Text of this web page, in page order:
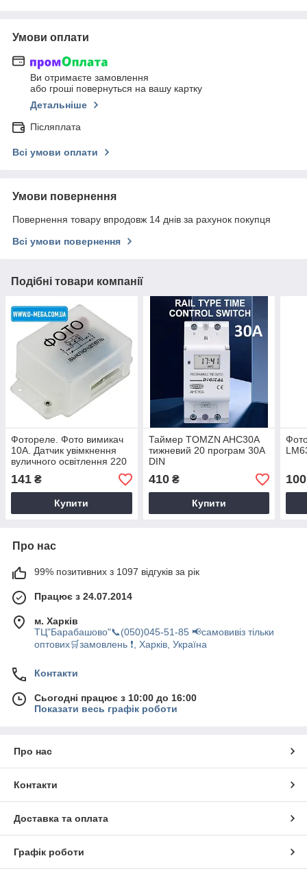
Умови оплати
Ви отримаєте замовлення
або гроші повернуться на вашу картку
Детальніше
Післяплата
Всі умови оплати
Умови повернення
Повернення товару впродовж 14 днів за рахунок покупця
Всі умови повернення
Подібні товари компанії
Фотореле. Фото вимикач
10A. Датчик увімкнення
вуличного освітлення 220
В
141 ₴
Купити
Таймер TOMZN AHC30A
тижневий 20 програм 30A
DIN
410₴
Купити
100
Про нас
99% позитивних з 1097 відгуків за рік
Працює з 24.07.2014
м. Харків
ТЦ"Барабашово"📞(050)045-51-85 📢самовивіз тільки
оптових🛒замовлень ❗, Харків, Україна
Контакти
Сьогодні працює з 10:00 до 16:00
Показати весь графік роботи
Про нас
Контакти
Доставка та оплата
Графік роботи